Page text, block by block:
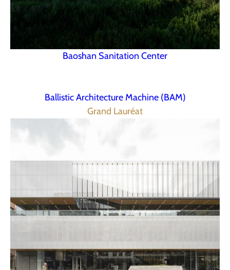
Baoshan Sanitation Center
Ballistic Architecture Machine (BAM)
Grand Lauréat